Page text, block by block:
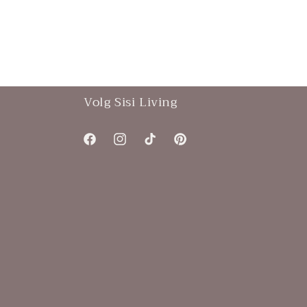
Volg Sisi Living
FacebookInstagramTikTok Pinterest